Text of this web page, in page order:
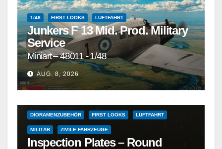
1/48 FIRST LOOKS LUFTFAHRT
Junkers F 13 Mid. Prod. Military
Service
Miniart – 48011 - 1/48
AUG. 8, 2026
1/72 1/72 UND GRÖSSER 1/72 UND KLEINER
DETAILSÄTZE, MASKEN, DECALS UND ZUBEHÖR
DIORAMENZUBEHÖR FIRST LOOKS LUFTFAHRT
MILITÄR ZIVILE FAHRZEUGE
Inspection Plates – Round